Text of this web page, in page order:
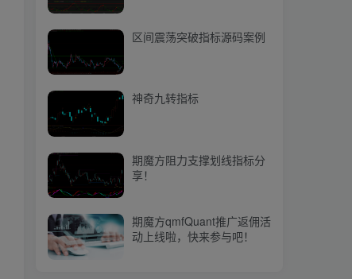
热门文章
1 【期魔方资讯】供应充足，市场人士预测菜粕市场偏弱运行
2 【期魔方资讯】利好政策频出，碳价继续上涨？
3 【量化培训】第三十七节：NumPy中的排序和条件筛选函数
4 【期魔方资讯】菜油涨势能否持续？
众赢一号，愿大家不被套
6 【投教课程】期货小白入门课程[商品期货]
区间震荡突破指标源码案例
神奇九转指标
期魔方阻力支撑划线指标分
享！
期魔方qmfQuant推广返佣活
动上线啦，快来参与吧！